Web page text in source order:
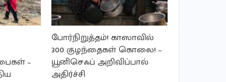
–
போர்நிறுத்தம்! காஸாவில்
300 குழந்தைகள் கொலை! –
யூனிசெஃப் அறிவிப்பால்
அதிர்ச்சி